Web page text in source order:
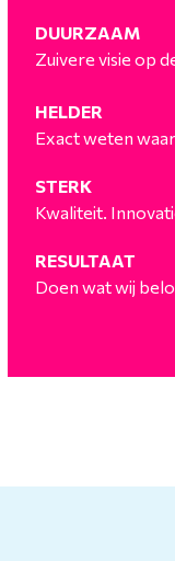
DUURZAAM
Zuivere visie op
HELDER
Exact weten
STERK
Kwaliteit.
RESULTAAT
Doen wat wij